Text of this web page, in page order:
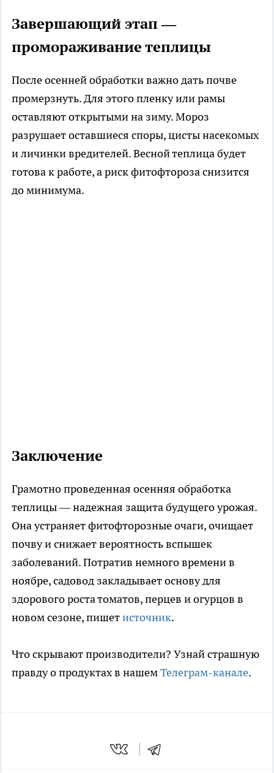
Завершающий этап —
промораживание теплицы
После осенней обработки важно дать почве
промерзнуть. Для этого пленку или рамы
оставляют открытыми на зиму. Мороз
разрушает оставшиеся споры, цисты насекомых
и личинки вредителей. Весной теплица будет
готова к работе, а риск фитофтороза снизится
до минимума.
Заключение
Грамотно проведенная осенняя обработка
теплицы — надежная защита будущего урожая.
Она устраняет фитофторозные очаги, очищает
почву и снижает вероятность вспышек
заболеваний. Потратив немного времени в
ноябре, садовод закладывает основу для
здорового роста томатов, перцев и огурцов в
новом сезоне, пишетисточник.
Что скрывают производители? Узнай страшную
правду о продуктах в нашемТелеграм-канале.